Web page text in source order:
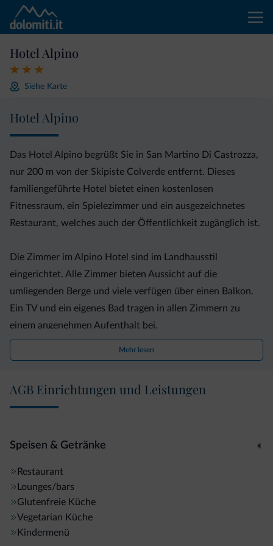
Hotel Alpino
Siehe Karte
Hotel Alpino
Das Hotel Alpino begrüßt Sie in San Martino Di Castrozza,
nur 200 m von der Skipiste Colverde entfernt. Dieses
familiengeführte Hotel bietet einen kostenlosen
Fitnessraum, ein Spielezimmer und ein ausgezeichnetes
Restaurant, welches auch der Öffentlichkeit zugänglich ist.
Die Zimmer im Alpino Hotel sind im Landhausstil
eingerichtet. Alle Zimmer bieten Aussicht auf die
umliegenden Berge und viele verfügen über einen Balkon.
Ein TV und ein eigenes Bad tragen in allen Zimmern zu
einem angenehmen Aufenthalt bei.
Das Frühstücksbuffet umfasst süße und herzhafte Speisen
Restaurant können Sie Ihre Speisen sowohl à la carte als
auch vom Buffet wählen. Das Restaurant ist zum Mittag-
Auswahl an Büchern und einen Kamin.
Ein kostenloser, öffentlicher Skibus hält nur 10 m entfernt
Mehr lesen
AGB Einrichtungen und Leistungen
Speisen & Getränke
Restaurant
Lounges/bars
Glutenfreie Küche
Vegetarian Küche
Kindermenü